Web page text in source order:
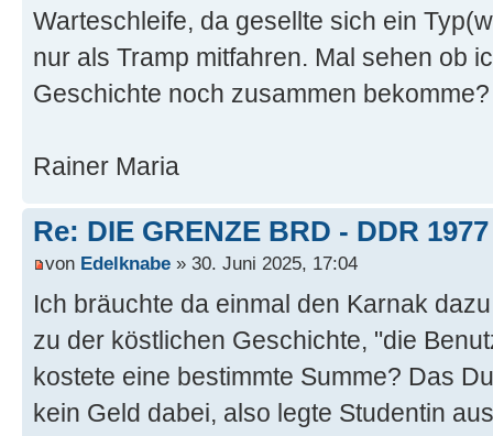
Warteschleife, da gesellte sich ein
nur als Tramp mitfahren. Mal sehen ob
Geschichte noch zusammen bekomme?
Rainer Maria
Re: DIE GRENZE BRD - DDR
von Edelknabe » 30. Juni 2025, 17:04
Ich bräuchte da einmal den Karnak
zu der köstlichen Geschichte, "die
kostete eine bestimmte Summe? Das
kein Geld dabei, also legte Studentin